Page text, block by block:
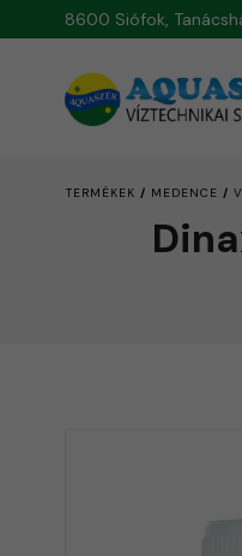
8600 Siófok,
TERMÉKEK / MEDENCE /